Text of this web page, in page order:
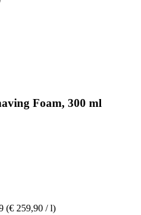
Foam, 300 ml
(€ 259,90 / l)